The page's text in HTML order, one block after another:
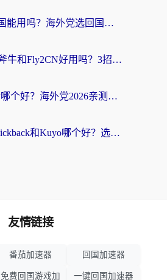
Proton VPN中国能用吗？海外党选回国加速器的避坑指南（附番茄加速器实测）
海外党必看：斧牛和Fly2CN好用吗？3招教你选对回国加速器（附免费试用攻略）
斧牛和OurPlay哪个好？海外党2026亲测：选对加速器，国内资源秒加载
海外党纠结Quickback和Kuyo哪个好？选对回国加速器才能无缝刷国内资源
友情链接
番茄加速器 回国加速器
免费回国游戏加 一键回国加速器